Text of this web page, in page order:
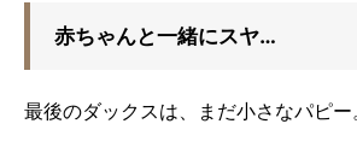
赤ちゃんと一緒にスヤ…
最後のダックスは、まだ小さなパピー